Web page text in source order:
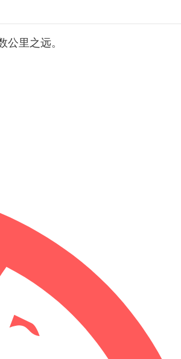
里之远。